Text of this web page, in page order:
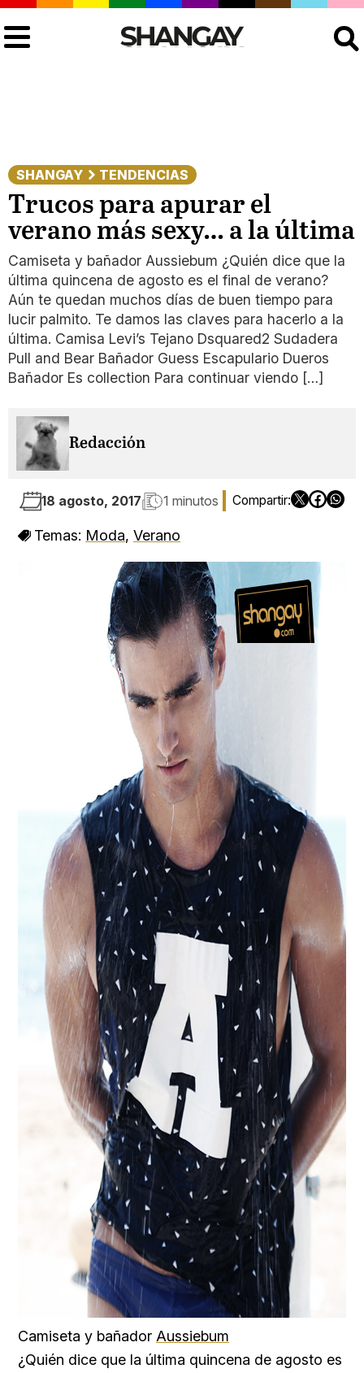
SHANGAY TENDENCIAS
Trucos para apurar el
verano más sexy… a la última
Camiseta y bañador Aussiebum ¿Quién dice que la
última quincena de agosto es el final de verano?
Aún te quedan muchos días de buen tiempo para
lucir palmito. Te damos las claves para hacerlo a la
última. Camisa Levi’s Tejano Dsquared2 Sudadera
Pull and Bear Bañador Guess Escapulario Dueros
Bañador Es collection Para continuar viendo […]
Redacción
18 agosto, 2017 1 minutos
Temas: Moda, Verano
Camiseta y bañador Aussiebum
¿Quién dice que la última quincena de agosto es